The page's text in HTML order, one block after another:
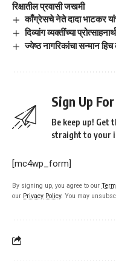
रिक्षातील प्रवासी जखमी
काँग्रेसचे नेते दादा भाटकर
दिव्यांग व्यक्तींच्या
ज्येष्ठ नागरिकांचा सन्मान
Sign Up
Be keep up! Get
straight to your
[mc4wp_form]
By signing up, you agree to our
our Privacy Policy. You may